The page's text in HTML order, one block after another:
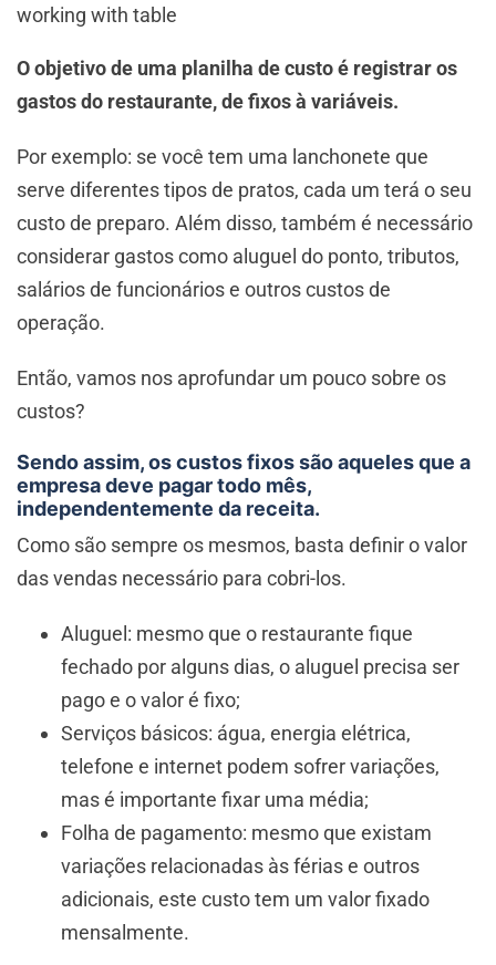
working with table
O objetivo de uma planilha de custo é registrar os
gastos do restaurante, de fixos à variáveis.
Por exemplo: se você tem uma lanchonete que
serve diferentes tipos de pratos, cada um terá o seu
custo de preparo. Além disso, também é necessário
considerar gastos como aluguel do ponto, tributos,
salários de funcionários e outros custos de
operação.
Então, vamos nos aprofundar um pouco sobre os
custos?
Sendo assim, os custos fixos são aqueles que a
empresa deve pagar todo mês,
independentemente da receita.
Como são sempre os mesmos, basta definir o valor
das vendas necessário para cobri-los.
Aluguel: mesmo que o restaurante fique
fechado por alguns dias, o aluguel precisa ser
pago e o valor é fixo;
Serviços básicos: água, energia elétrica,
telefone e internet podem sofrer variações,
mas é importante fixar uma média;
Folha de pagamento: mesmo que existam
variações relacionadas às férias e outros
adicionais, este custo tem um valor fixado
mensalmente.